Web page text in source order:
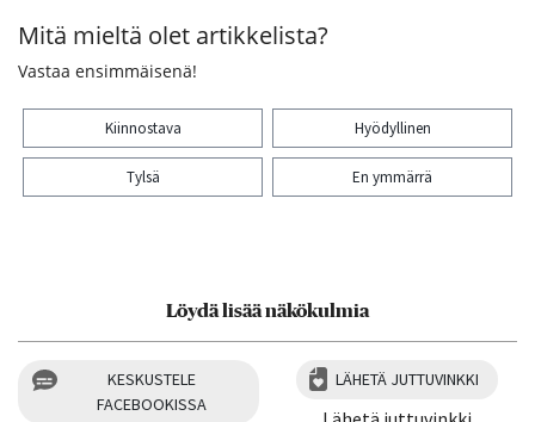
Mitä mieltä olet artikkelista?
Vastaa ensimmäisenä!
Kiinnostava Hyödyllinen
Tylsä En ymmärrä
Löydä lisää näkökulmia
KESKUSTELE
FACEBOOKISSA
LÄHETÄ JUTTUVINKKI